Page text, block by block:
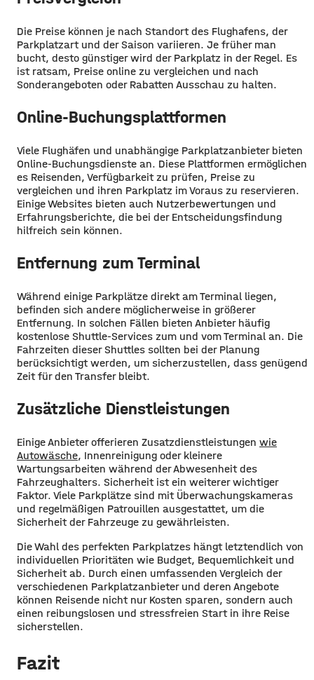
Die Preise können je nach Standort des Flughafens, der
Parkplatzart und der Saison variieren. Je früher man
bucht, desto günstiger wird der Parkplatz in der Regel. Es
ist ratsam, Preise online zu vergleichen und nach
Sonderangeboten oder Rabatten Ausschau zu halten.
Online-Buchungsplattformen
Viele Flughäfen und unabhängige Parkplatzanbieter bieten
Online-Buchungsdienste an. Diese Plattformen ermöglichen
es Reisenden, Verfügbarkeit zu prüfen, Preise zu
vergleichen und ihren Parkplatz im Voraus zu reservieren.
Einige Websites bieten auch Nutzerbewertungen und
Erfahrungsberichte, die bei der Entscheidungsfindung
hilfreich sein können.
Entfernung zum Terminal
Während einige Parkplätze direkt am Terminal liegen,
befinden sich andere möglicherweise in größerer
Entfernung. In solchen Fällen bieten Anbieter häufig
kostenlose Shuttle-Services zum und vom Terminal an. Die
Fahrzeiten dieser Shuttles sollten bei der Planung
berücksichtigt werden, um sicherzustellen, dass genügend
Zeit für den Transfer bleibt.
Zusätzliche Dienstleistungen
Einige Anbieter offerieren Zusatzdienstleistungen wie
Autowäsche, Innenreinigung oder kleinere
Wartungsarbeiten während der Abwesenheit des
Fahrzeughalters. Sicherheit ist ein weiterer wichtiger
Faktor. Viele Parkplätze sind mit Überwachungskameras
und regelmäßigen Patrouillen ausgestattet, um die
Sicherheit der Fahrzeuge zu gewährleisten.
Die Wahl des perfekten Parkplatzes hängt letztendlich von
individuellen Prioritäten wie Budget, Bequemlichkeit und
Sicherheit ab. Durch einen umfassenden Vergleich der
verschiedenen Parkplatzanbieter und deren Angebote
können Reisende nicht nur Kosten sparen, sondern auch
einen reibungslosen und stressfreien Start in ihre Reise
sicherstellen.
Fazit